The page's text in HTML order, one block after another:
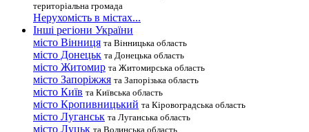
територіальна громада
Нерухомість в містах...
Інші регіони України
місто Вінниця та Вінницька область
місто Донецьк та Донецька область
місто Житомир та Житомирська область
місто Запоріжжя та Запорізька область
місто Київ та Київська область
місто Кропивницький та Кіровоградська область
місто Луганськ та Луганська область
місто Луцьк та Волинська область